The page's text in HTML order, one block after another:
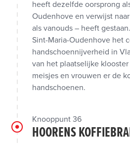
heeft dezelfde oorsprong
Oudenhove en verwijst
als vanouds – heeft
Sint-Maria-Oudenhove het
handschoennijverheid in
van het plaatselijke
meisjes en vrouwen er de
handschoenen.
Knooppunt 36
HOORENS